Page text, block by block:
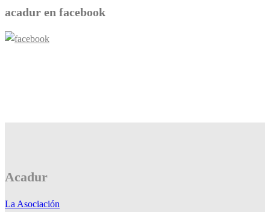
acadur en facebook
Acadur
La Asociación